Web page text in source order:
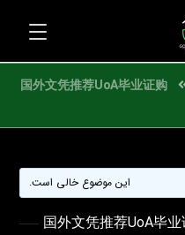
国外文凭推荐UoA毕业证购
این موضوع خالی است.